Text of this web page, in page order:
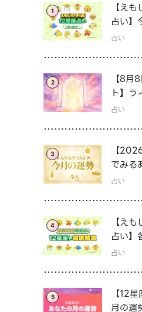
1
【え
占い】
グ！8
占い
2
【8月
ト】ラ
に恋愛
占い
3
【
でみる
占い
4
【え
占い】
方と貯
占い
5
【12
月の運
※LINEアプリ内のサービ